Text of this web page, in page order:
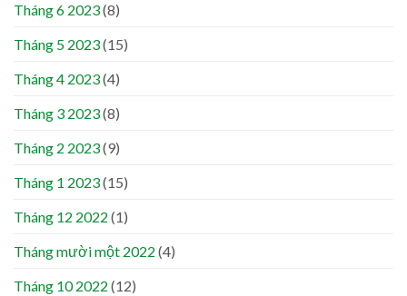
Tháng 6 2023(8)
Tháng 5 2023(15)
Tháng 4 2023(4)
Tháng 3 2023(8)
Tháng 2 2023(9)
Tháng 1 2023(15)
Tháng 12 2022 (1)
Tháng mười một 2022 (4)
Tháng 10 2022 (12)